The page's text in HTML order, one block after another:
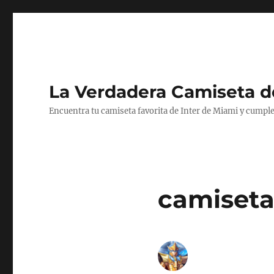
La Verdadera Camiseta
Encuentra tu camiseta favorita de Inter de Miami y